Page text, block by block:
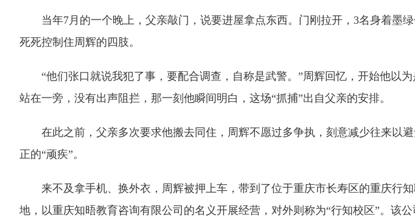
当年7月的一个晚上，父亲敲门，说要进屋拿点东西。门刚拉开，3名身着墨绿
死死控制住周辉的四肢。
“他们张口就说我犯了事，要配合调查，自称是武警。”周辉回忆，开始他以
站在一旁，没有出声阻拦，那一刻他瞬间明白，这场“抓捕”出自父亲的安排。
在此之前，父亲多次要求他搬去同住，周辉不愿过多争执，刻意减少往来以
正的“顽疾”。
来不及拿手机、换外衣，周辉被押上车，带到了位于重庆市长寿区的重庆行
地，以重庆知晤教育咨询有限公司的名义开展经营，对外则称为“行知校区”。该